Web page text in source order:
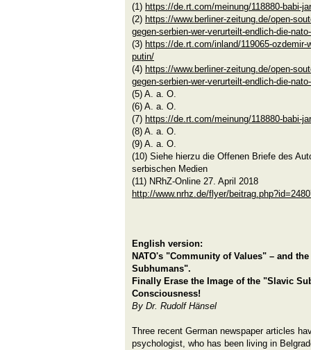
(1) https://de.rt.com/meinung/118880-babi-
(2) https://www.berliner-zeitung.de/open-
gegen-serbien-wer-verurteilt-endlich-die-
(3) https://de.rt.com/inland/119065-
putin/
(4) https://www.berliner-zeitung.de/open-
gegen-serbien-wer-verurteilt-endlich-die-
(5) A. a. O.
(6) A. a. O.
(7) https://de.rt.com/meinung/118880-babi-
(8) A. a. O.
(9) A. a. O.
(10) Siehe hierzu die Offenen Briefe des
serbischen Medien
(11) NRhZ-Online 27. April 2018
http://www.nrhz.de/flyer/
English version:
NATO's "Community of Values" – and
Subhumans".
Finally Erase the Image of the "Slavic
Consciousness!
By Dr. Rudolf Hänsel
Three recent German newspaper articles
psychologist, who has been living in